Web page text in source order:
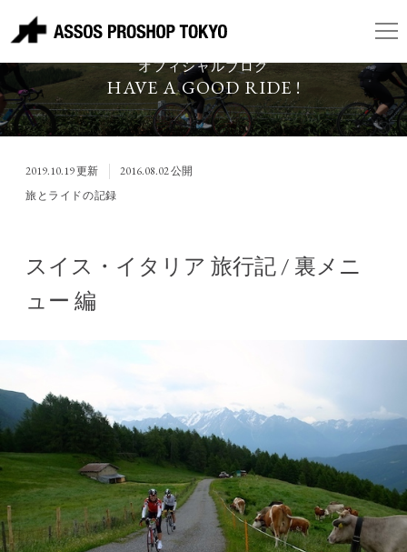
オフィシャルブログ
HAVE A GOOD RIDE !
2019.10.19更新 2016.08.02公開
旅とライドの記録
スイス・イタリア 旅行記 / 裏メニ
ュー 編